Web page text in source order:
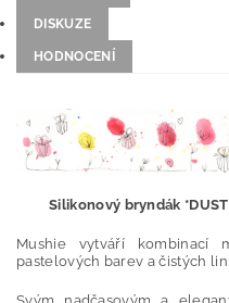
DISKUZE
HODNOCENÍ
Silikonový bryndák
Mushie vytváří kombinací
pastelových barev a čistých